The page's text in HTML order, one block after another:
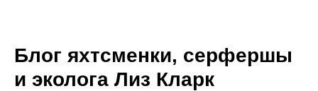
Блог яхтсменки, серфершы
и эколога Лиз Кларк